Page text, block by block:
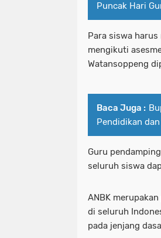
Puncak Hari
Para siswa
mengikuti
Watansoppeng
Baca Juga :
Pendidikan
Guru
seluruh siswa
ANBK
di seluruh
pada jenjang